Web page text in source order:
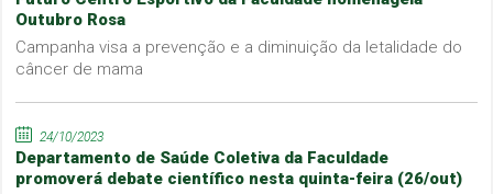
Outubro Rosa
Campanha visa a prevenção e a diminuição da letalidade do
câncer de mama
24/10/2023
Departamento de Saúde Coletiva da Faculdade
promoverá debate científico nesta quinta-feira (26/out)